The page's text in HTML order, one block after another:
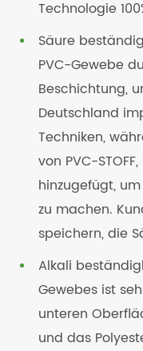
Technologie
Säure
PVC-Gewebe
Beschichtung,
Deutschland
Techniken,
von PVC-
hinzugefügt,
zu machen.
speichern, die
Alkali
Gewebes ist
unteren
und das